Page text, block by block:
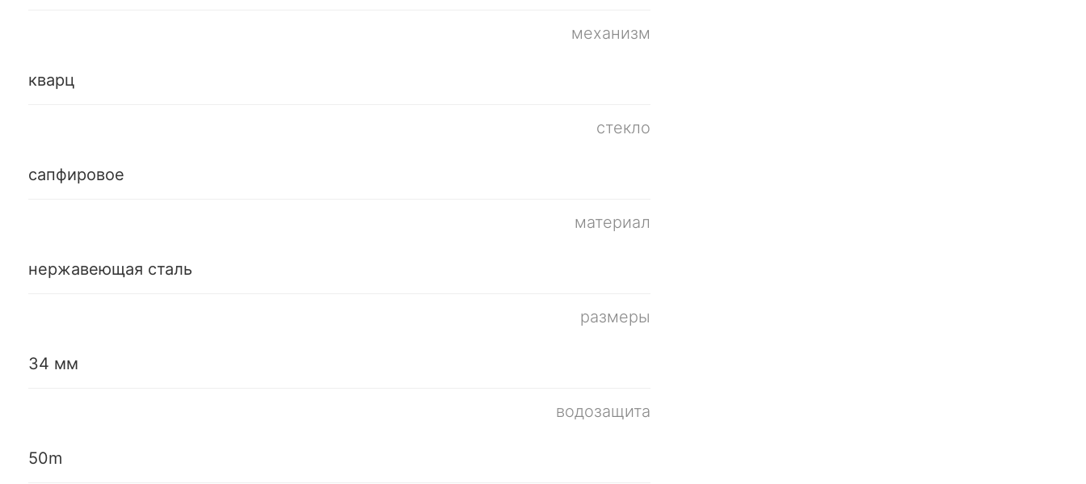
механизм
кварц
стекло
сапфировое
материал
нержавеющая сталь
размеры
34 мм
водозащита
50m